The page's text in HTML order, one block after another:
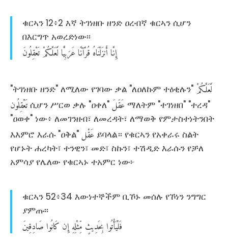
ቁርኣን 12፥2 እኛ ትገነዘቡ ዘንድ ዐረብኛ ቁርኣን ሲሆን
በእርግጥ አወረድነው፡፡
إِنَّاأَنزَلْنَاهُقُرْآنًاعَرَبِيًّالَّعَلَّكُمْتَعْقِلُونَ
"ትገነዘቡ ዘንድ" ለሚለው የገባው ቃል "ለዐለኩም ተዕቂሉን" لَّعَلَّكُمْ
تَعْقِلُون ሲሆን ሥርወ ቃሉ "ዐቀለ" عَقَلَ ማለትም "ተገነዘበ" "ተረዳ"
"ዐወቀ" ነው፥ ለመገንዘብ፣ ለመረዳት፣ ለማወቅ የምታስተነትንበት
እእምሮ እራሱ "ዐቅል" عَقْل ይባላል። የቁርኣን የአቀራሩ ስልት
የሆኑት ሐረካት፣ ተንዊን፣ መድ፣ ስኩን፣ ተሽዲድ እራሱን የቻለ
አምሳያ የሌለው የቁርኣኑ ተአምር ነው፦
ቁርኣን 52፥34 እውነተኞችም ቢኾኑ መሰሉ የኾነን ንግግር
ያምጡ፡፡
فَلْيَأْتُوابِحَدِيثٍمِّثْلِهِإِنكَانُواصَادِقِينَ